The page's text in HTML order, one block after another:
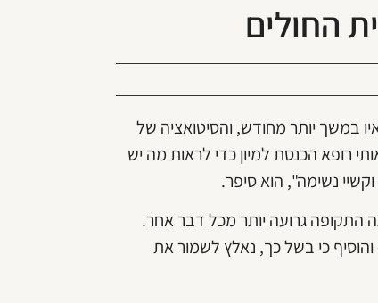
החולים
במשך יותר מחודש, והסיטואציה של
רופא הכנסת למיון כדי לראות מה יש
נשימה", הוא סיפר.
התקופה גרועה יותר מכל דבר אחר.
כי בשל כך, נאלץ לשמור את